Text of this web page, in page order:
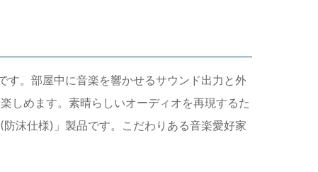
す。部屋中に音楽を響かせるサウンド出力と外
しめます。素晴らしいオーディオを再現するた
沫仕様)」製品です。こだわりある音楽愛好家